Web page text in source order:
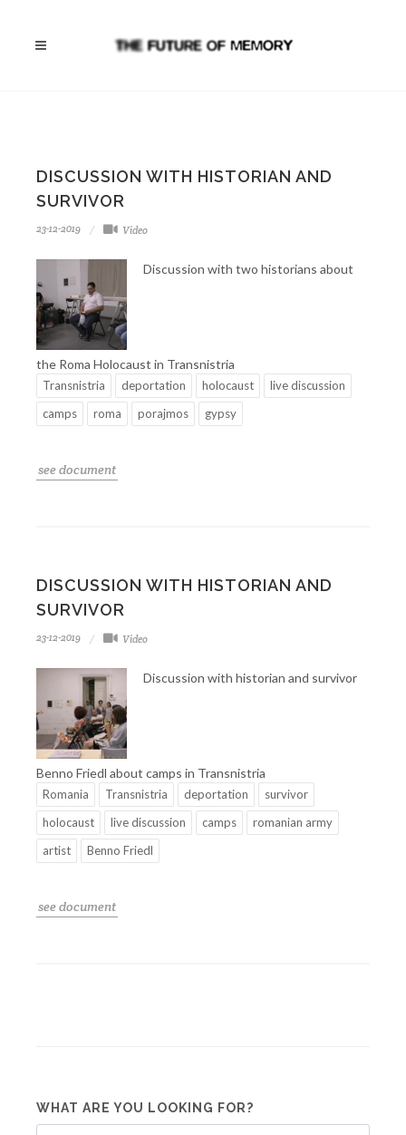
DISCUSSION WITH HISTORIAN AND
SURVIVOR
23-12-2019 Video
Discussion with two historians about
the Roma Holocaust in Transnistria
Transnistria deportation holocaust
live discussion
camps
roma porajmos gypsy
see document
DISCUSSION WITH HISTORIAN AND
SURVIVOR
23-12-2019 Video
Discussion with historian and survivor
Benno Friedl about camps in Transnistria
Romania Transnistria deportation
survivor
holocaust
live discussion camps
romanian army
artist
Benno Friedl
see document
WHAT ARE YOU LOOKING FOR?